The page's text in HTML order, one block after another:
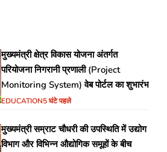
मुख्यमंत्री क्षेत्र विकास योजना अंतर्गत
परियोजना निगरानी प्रणाली (Project
Monitoring System) वेब पोर्टल का शुभारंभ
EDUCATION5 घंटे पहले
मुख्यमंत्री सम्राट चौधरी की उपस्थिति में उद्योग
विभाग और विभिन्न औद्योगिक समूहों के बीच